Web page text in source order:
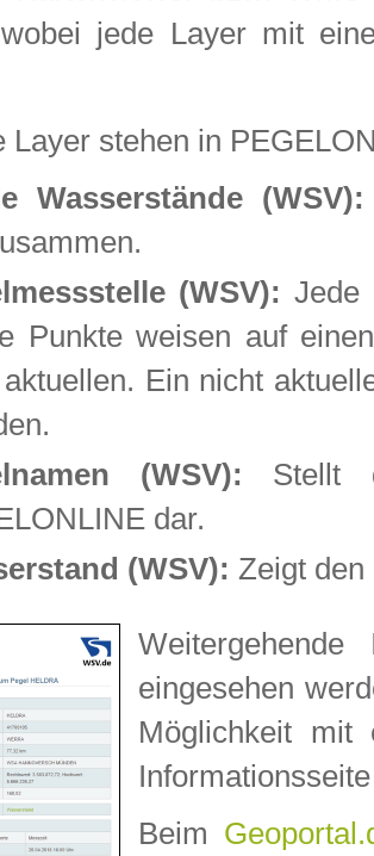
jede Layer mit
Layer stehen in
Wasserstände (WSV):
(WSV): Jede
Punkte weisen auf
Ein nicht
(WSV): Stellt
dar.
(WSV): Zeigt den
eingesehen
Möglichkeit mit
Beim